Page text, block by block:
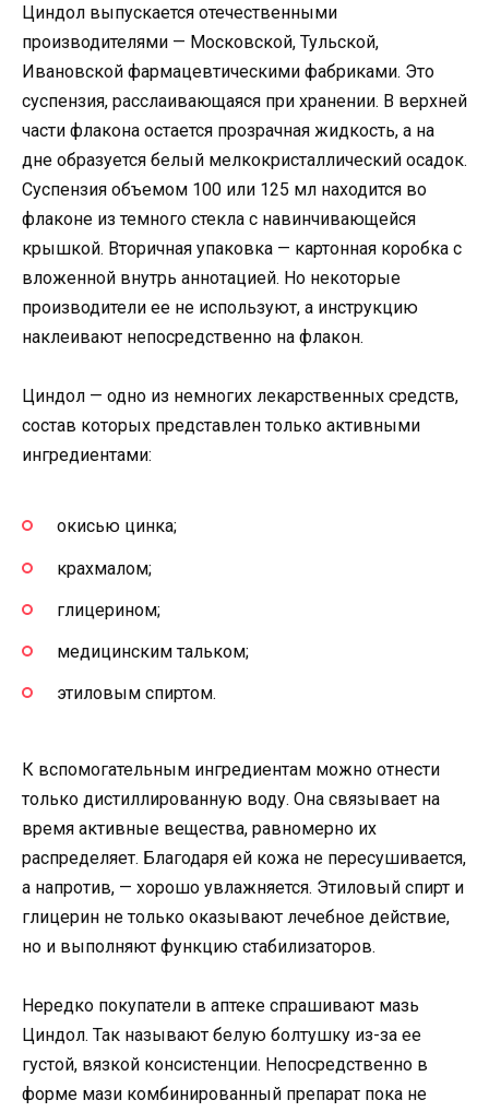
Циндол выпускается отечественными
производителями — Московской, Тульской,
Ивановской фармацевтическими фабриками. Это
суспензия, расслаивающаяся при хранении. В верхней
части флакона остается прозрачная жидкость, а на
дне образуется белый мелкокристаллический осадок.
Суспензия объемом 100 или 125 мл находится во
флаконе из темного стекла с навинчивающейся
крышкой. Вторичная упаковка — картонная коробка с
вложенной внутрь аннотацией. Но некоторые
производители ее не используют, а инструкцию
наклеивают непосредственно на флакон.
Циндол — одно из немногих лекарственных средств,
состав которых представлен только активными
ингредиентами:
окисью цинка;
крахмалом;
глицерином;
медицинским тальком;
этиловым спиртом.
К вспомогательным ингредиентам можно отнести
только дистиллированную воду. Она связывает на
время активные вещества, равномерно их
распределяет. Благодаря ей кожа не пересушивается,
а напротив, — хорошо увлажняется. Этиловый спирт и
глицерин не только оказывают лечебное действие,
но и выполняют функцию стабилизаторов.
Нередко покупатели в аптеке спрашивают мазь
Циндол. Так называют белую болтушку из-за ее
густой, вязкой консистенции. Непосредственно в
форме мази комбинированный препарат пока не